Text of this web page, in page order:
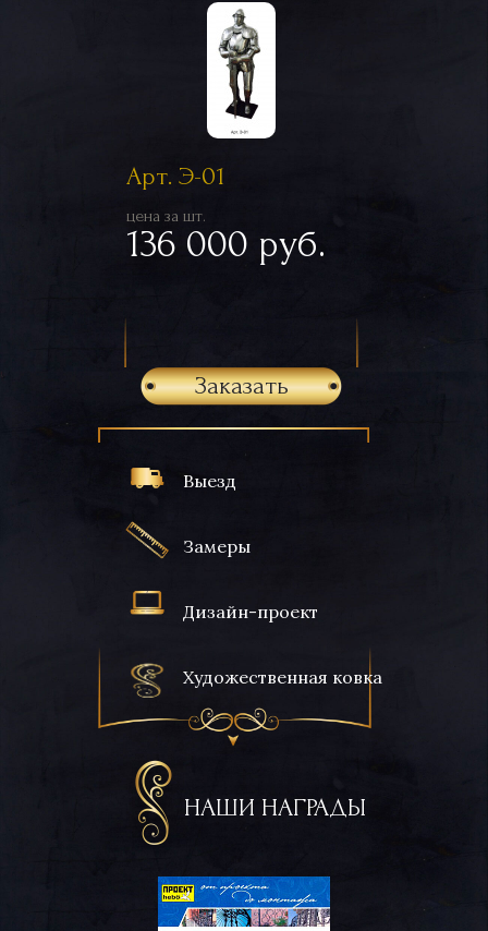
Выезд
Замеры
Дизайн-проект
Художественная ковка
НАШИ НАГРАДЫ
Арт. Э-01
цена за шт.
136 000 руб.
Заказать